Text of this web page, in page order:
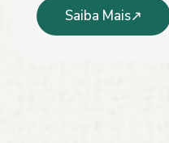
Saiba Mais